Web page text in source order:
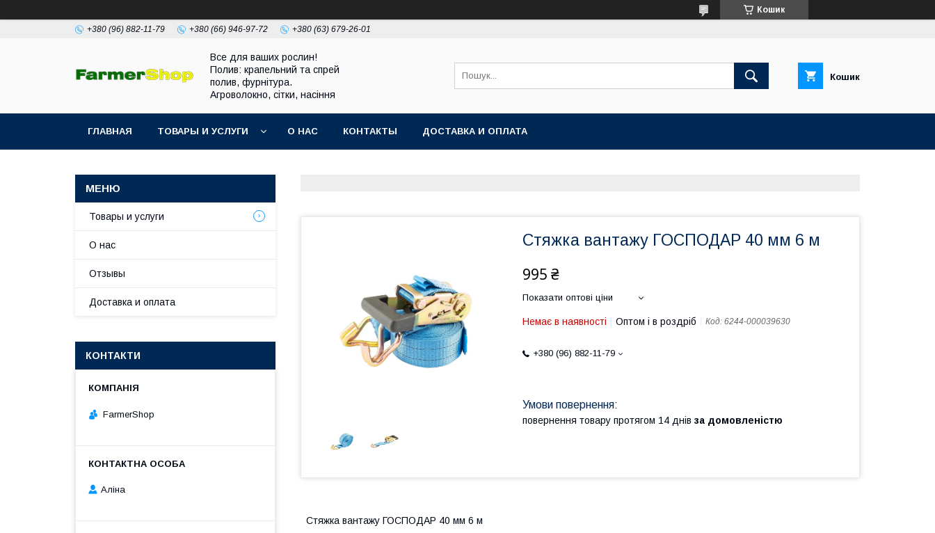
Кошик
+380 (96) 882-11-79 +380 (66) 946-97-72 +380 (63) 679-26-01
Все для ваших рослин!
Полив: крапельний та спрей
полив, фурнітура.
Агроволокно, сітки, насіння
Кошик
ГЛАВНАЯ ТОВАРЫ И УСЛУГИ О НАС КОНТАКТЫ ДОСТАВКА И ОПЛАТА
Стяжка вантажу ГОСПОДАР 40 мм 6 м
995 ₴
Показати оптові ціни
Немає в наявності Оптом і в роздріб Код: 6244-000039630
+380 (96) 882-11-79
повернення товару протягом 14 днів за домовленістю
Стяжка вантажу ГОСПОДАР 40 мм 6 м
Товары и услуги
О нас
Отзывы
Доставка и оплата
КОНТАКТИ
FarmerShop
Аліна